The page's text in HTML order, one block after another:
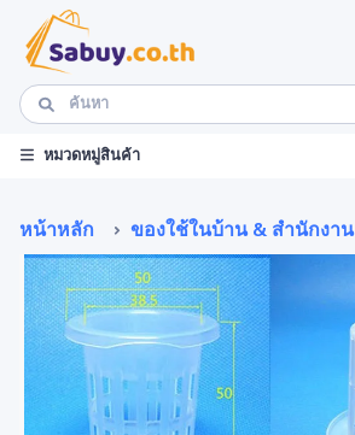
หมวดหมู่สินค้า
หน้าหลัก ของใช้ในบ้าน & สำนักงาน